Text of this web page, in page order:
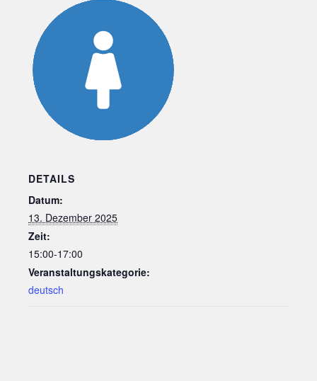
DETAILS
Datum:
13. Dezember 2025
Zeit:
15:00-17:00
Veranstaltungskategorie:
deutsch